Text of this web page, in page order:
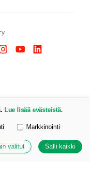
Lue lisää evästeistä.
Markkinointi
valitut Salli kaikki